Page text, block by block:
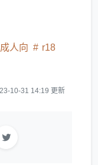
成人向
r18
10-31 14:19 更新